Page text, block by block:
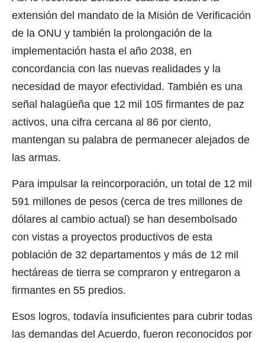
extensión del mandato de la Misión de Verificación
de la ONU y también la prolongación de la
implementación hasta el año 2038, en
concordancia con las nuevas realidades y la
necesidad de mayor efectividad. También es una
señal halagüeña que 12 mil 105 firmantes de paz
activos, una cifra cercana al 86 por ciento,
mantengan su palabra de permanecer alejados de
las armas.
Para impulsar la reincorporación, un total de 12 mil
591 millones de pesos (cerca de tres millones de
dólares al cambio actual) se han desembolsado
con vistas a proyectos productivos de esta
población de 32 departamentos y más de 12 mil
hectáreas de tierra se compraron y entregaron a
firmantes en 55 predios.
Esos logros, todavía insuficientes para cubrir todas
las demandas del Acuerdo, fueron reconocidos por